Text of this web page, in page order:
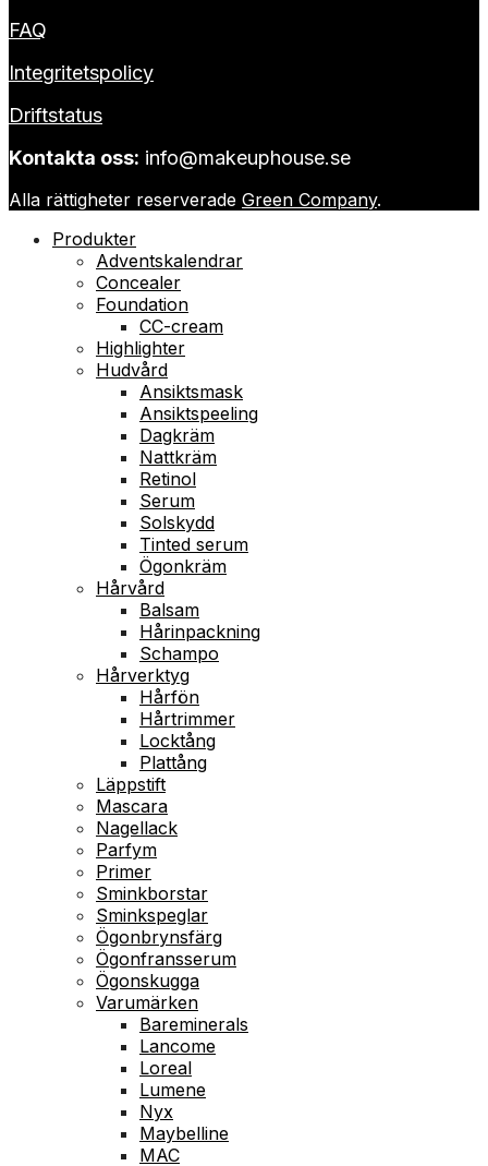
FAQ
Integritetspolicy
Driftstatus
Kontakta oss: info@makeuphouse.se
Alla rättigheter reserverade Green Company.
Produkter
Adventskalendrar
Concealer
Foundation
CC-cream
Highlighter
Hudvård
Ansiktsmask
Ansiktspeeling
Dagkräm
Nattkräm
Retinol
Serum
Solskydd
Tinted serum
Ögonkräm
Hårvård
Balsam
Hårinpackning
Schampo
Hårverktyg
Hårfön
Hårtrimmer
Locktång
Plattång
Läppstift
Mascara
Nagellack
Parfym
Primer
Sminkborstar
Sminkspeglar
Ögonbrynsfärg
Ögonfransserum
Ögonskugga
Varumärken
Bareminerals
Lancome
Loreal
Lumene
Nyx
Maybelline
MAC